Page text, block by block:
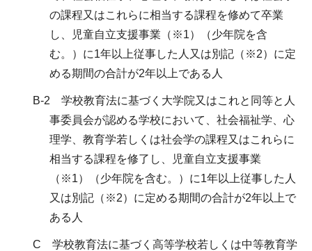
の課程又はこれらに相当する課程を修めて卒業
し、児童自立支援事業（※1）（少年院を含
む。）に1年以上従事した人又は別記（※2）に定
める期間の合計が2年以上である人
B-2 学校教育法に基づく大学院又はこれと同等と人
事委員会が認める学校において、社会福祉学、心
理学、教育学若しくは社会学の課程又はこれらに
相当する課程を修了し、児童自立支援事業
（※1）（少年院を含む。）に1年以上従事した人
又は別記（※2）に定める期間の合計が2年以上で
ある人
C 学校教育法に基づく高等学校若しくは中等教育学